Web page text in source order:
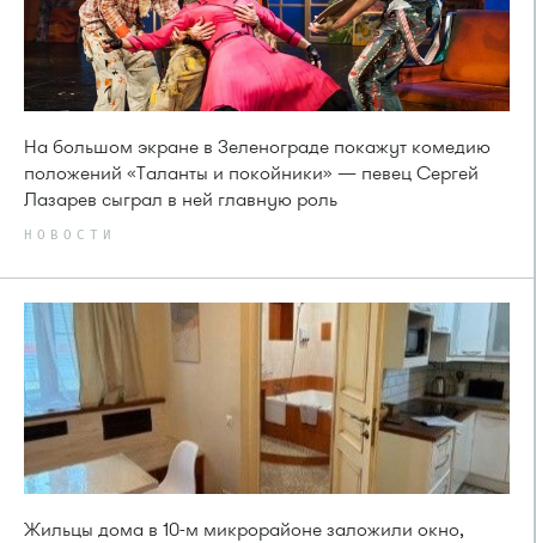
На большом экране в Зеленограде покажут комедию
положений «Таланты и покойники» — певец Сергей
Лазарев сыграл в ней главную роль
НОВОСТИ
Жильцы дома в 10-м микрорайоне заложили окно,